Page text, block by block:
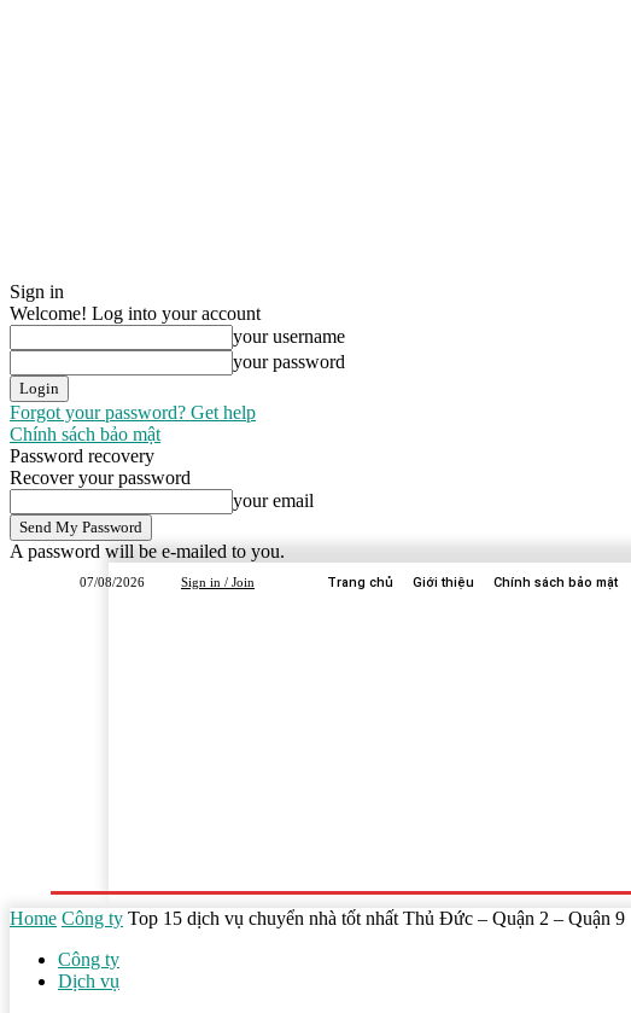
Sign in
Welcome! Log into your account
your username
your password
Forgot your password? Get help
Chính sách bảo mật
Password recovery
Recover your password
your email
A password will be e-mailed to you.
07/08/2026 Sign in / Join Trang chủ Giới thiệu Chính sách bảo mật
Home Công ty Top 15 dịch vụ chuyển nhà tốt nhất Thủ Đức – Quận 2 – Quận 9
Công ty
Dịch vụ